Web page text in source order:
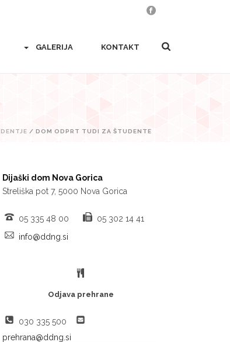
GALERIJA KONTAKT
/ DOM ODPRT TUDI ZA ŠTUDENTE
Dijaški dom Nova Gorica
Streliška pot 7, 5000 Nova Gorica
05 335 48 00
05 302 14 41
info@ddng.si
Odjava prehrane
030 335 500
prehrana@ddng.si